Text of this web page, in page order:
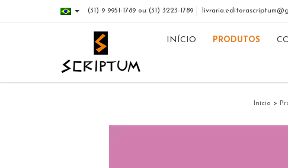
(31) 9 9951-1789 ou (31) 3223-1789
INÍCIO PRODUTOS
Início >